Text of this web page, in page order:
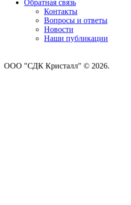
Обратная связь
Контакты
Вопросы и ответы
Новости
Наши публикации
ООО "СДК Кристалл" © 2026.